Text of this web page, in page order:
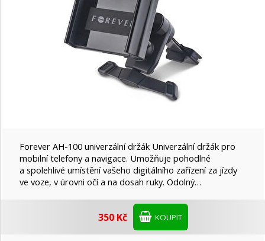
Forever AH-100 univerzální držák Univerzální držák pro
mobilní telefony a navigace. Umožňuje pohodlné
a spolehlivé umístění vašeho digitálního zařízení za jízdy
ve voze, v úrovni očí a na dosah ruky. Odolný…
350 Kč KOUPIT